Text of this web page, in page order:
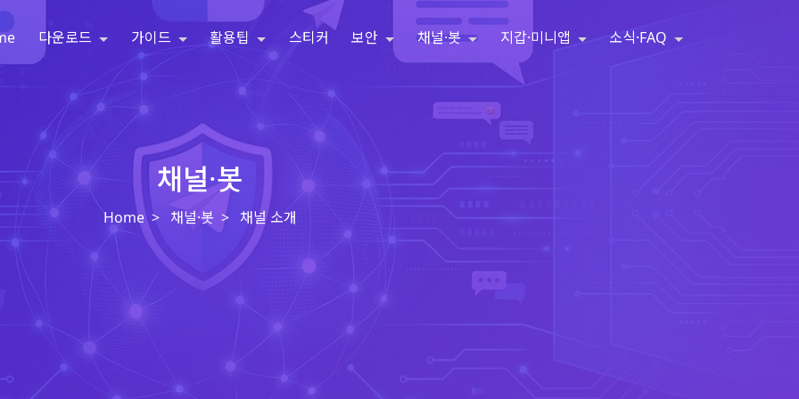
다운로드 가이드 활용팁 스티커 보안 채널·봇 지갑·미니앱 소식·FAQ
채널·봇
Home 채널·봇 채널 소개